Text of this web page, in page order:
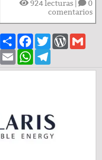
924lecturas |
0
comentarios
ShareFacebook
Twitter
EmailWhatsApp